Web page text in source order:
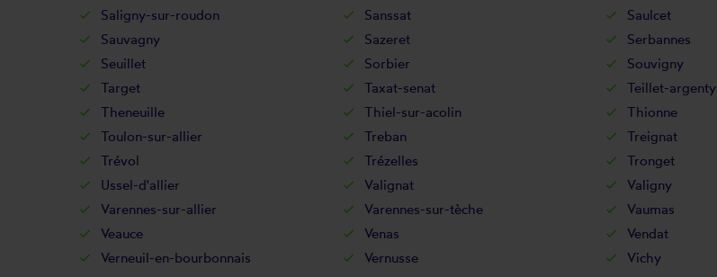
Saligny-sur-roudon
Sanssat Saulcet
Sauvagny
Sazeret Serbannes
Seuillet
Sorbier Souvigny
Target
Taxat-senat Teillet-argenty
Theneuille
Thiel-sur-acolin Thionne
Toulon-sur-allier
Treban Treignat
Trévol
Trézelles Tronget
Ussel-d'allier
Valignat Valigny
Varennes-sur-allier
Varennes-sur-tèche Vaumas
Veauce
Venas Vendat
Verneuil-en-bourbonnais
Vernusse Vichy